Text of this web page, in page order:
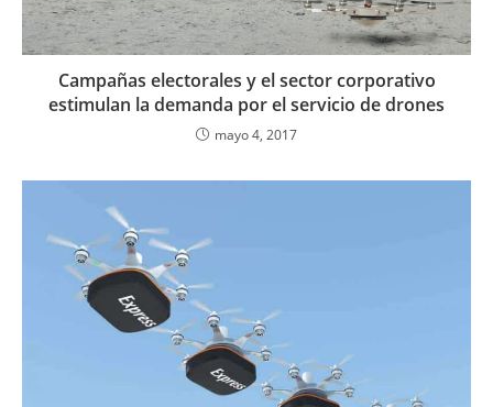
Campañas electorales y el sector corporativo
estimulan la demanda por el servicio de drones
mayo 4, 2017